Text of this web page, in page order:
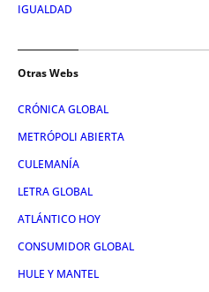
IGUALDAD
Otras Webs
CRÓNICA GLOBAL
METRÓPOLI ABIERTA
CULEMANÍA
LETRA GLOBAL
ATLÁNTICO HOY
CONSUMIDOR GLOBAL
HULE Y MANTEL